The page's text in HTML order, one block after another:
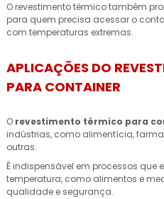
O revestimento térmico também
para quem precisa acessar o
com temperaturas extremas.
APLICAÇÕES DO
PARA CONTAINER
O revestimento térmico para
indústrias, como alimentícia,
outras.
É indispensável em processos que
temperatura, como alimentos e
qualidade e segurança.